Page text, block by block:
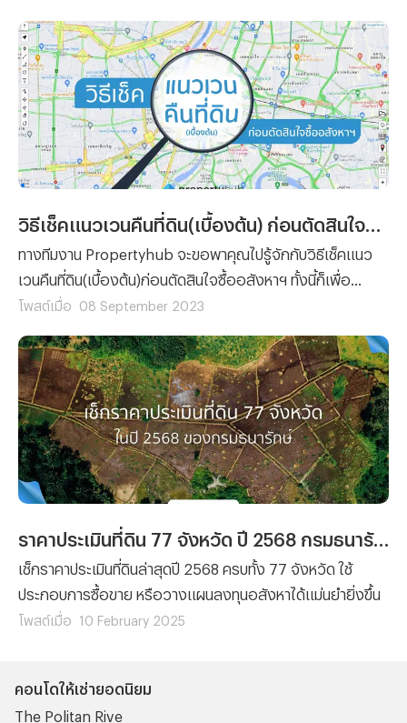
คอนโดมือสองต่อจากผู้เป็นเจ้าของก็ตาม ขั้นตอนของการ โอน
คอนโด คือเรื่องที่จะสร้างความปวดหัวไม่น้อยสำหรับใครที่ไม่
เคยทำความเข้าใจมาก่อน
ทางทีมงาน Propertyhub จะขอพาคุณไปรู้จักกับวิธีเช็คแนว
เวนคืนที่ดิน(เบื้องต้น)ก่อนตัดสินใจซื้ออสังหาฯ ทั้งนี้ก็เพื่อ
ป้องกันปัญหาการเวนคืนที่ดิน ที่ขอบอกได้เลยว่าไม่มีใครอยาก
โพสต์เมื่อ 08 September 2023
ราคาประเมินที่ดิน 77 จังหวัด ปี 2568 กรมธนารักษ์
เช็กราคาประเมินที่ดินล่าสุดปี 2568 ครบทั้ง 77 จังหวัด ใช้
ประกอบการซื้อขาย หรือวางแผนลงทุนอสังหาได้แม่นยำยิ่งขึ้น
โพสต์เมื่อ 10 February 2025
คอนโดให้เช่ายอดนิยม
The Politan Rive